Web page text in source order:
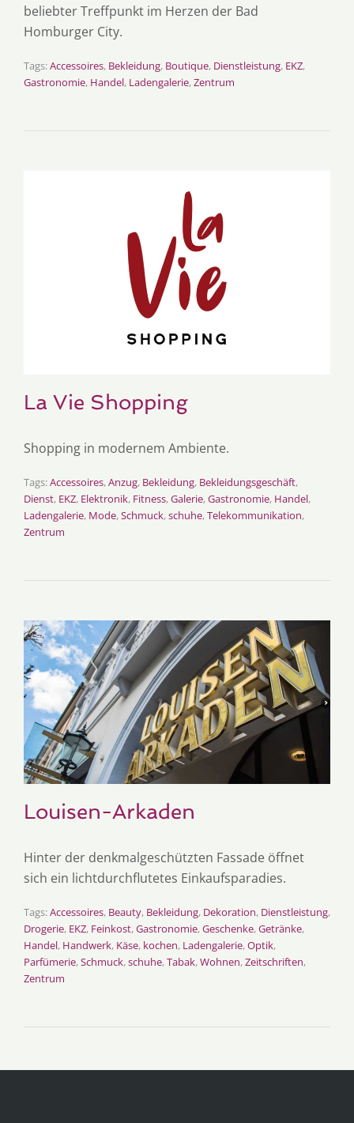
beliebter Treffpunkt im Herzen der Bad
Homburger City.
Tags:Accessoires, Bekleidung, Boutique, Dienstleistung, EKZ,
Gastronomie, Handel, Ladengalerie,Zentrum
La Vie Shopping
Shopping in modernem Ambiente.
Tags:Accessoires,Anzug, Bekleidung, Bekleidungsgeschäft,
Dienst, EKZ, Elektronik, Fitness,Galerie,Gastronomie, Handel,
Ladengalerie, Mode,Schmuck,schuhe,Telekommunikation,
Zentrum
Louisen-Arkaden
Hinter der denkmalgeschützten Fassade öffnet
sich ein lichtdurchflutetes Einkaufsparadies.
Tags:Accessoires, Beauty, Bekleidung, Dekoration, Dienstleistung,
Drogerie, EKZ, Feinkost,Gastronomie,Geschenke,Getränke,
Handel, Handwerk, Käse, kochen, Ladengalerie,Optik,
Parfümerie,Schmuck,schuhe,Tabak,Wohnen,Zeitschriften,
Zentrum